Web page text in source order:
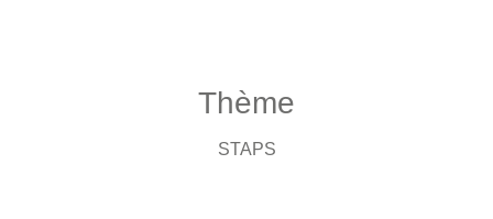
Thème
STAPS